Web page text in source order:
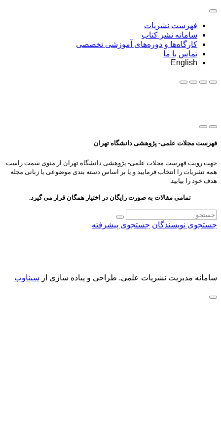
فهرست نشریات
سامانه نشر کتاب
کارگاه‌ها و دوره‌های آموزشی تخصصی
تماس با ما
English
فهرست مجلات علمی- پژوهشی دانشگاه تهران
جهت رویت فهرست مجلات علمی- پژوهشی دانشگاه تهران از منوی سمت راست
همه نشریات را انتخاب فرمایید و یا بر اساس دسته بندی موضوعی یا زبانی مجله
هدف خود را بیابید.
تمامی مقالات به صورت رایگان در اختیار همگان قرار می گیرد.
جستجوی نویسندگان جستجوی پیشرفته
سامانه مدیریت نشریات علمی. طراحی و پیاده سازی از سیناوب